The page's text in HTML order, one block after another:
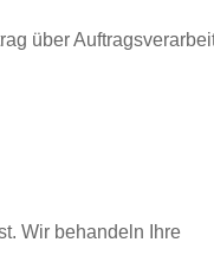
über
Wir behandeln Ihre